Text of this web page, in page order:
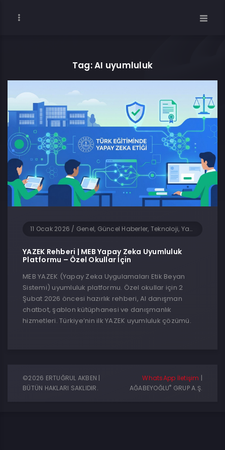
Tag: AI uyumluluk
11 Ocak 2026 / Genel, Güncel Haberler, Teknoloji, Yapay Zeka
YAZEK Rehberi | MEB Yapay Zeka Uyumluluk
Platformu – Özel Okullar İçin
MEB YAZEK (Yapay Zeka Uygulamaları Etik Beyan
Sistemi) uyumluluk platformu. Özel okullar için 2
Şubat 2026 öncesi hazırlık rehberi, AI danışman
chatbot, şablon kütüphanesi ve danışmanlık
hizmetleri. Türkiye’nin ilk YAZEK uyumluluk çözümü.
©2026 ERTUĞRUL AKBEN |
BÜTÜN HAKLARI SAKLIDIR.
WhatsApp İletişim |
AĞABEYOĞLU® GRUP A.Ş.